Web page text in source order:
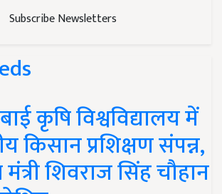
Subscribe Newsletters
कृषि विश्वविद्यालय में
किसान प्रशिक्षण संपन्न,
शिवराज सिंह चौहान